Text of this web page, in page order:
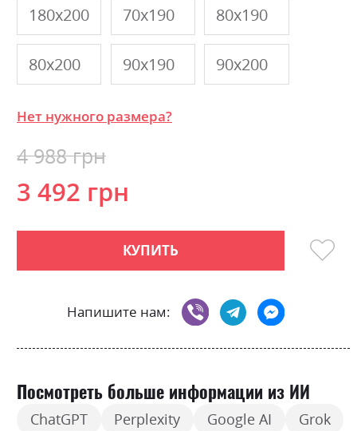
180х200 70х190 80х190
80х200 90х190 90х200
Нет нужного размера?
3 492 грн
4 988 грн
КУПИТЬ
Напишите нам:
Посмотреть больше информации из ИИ
ChatGPT Perplexity Google AI Grok